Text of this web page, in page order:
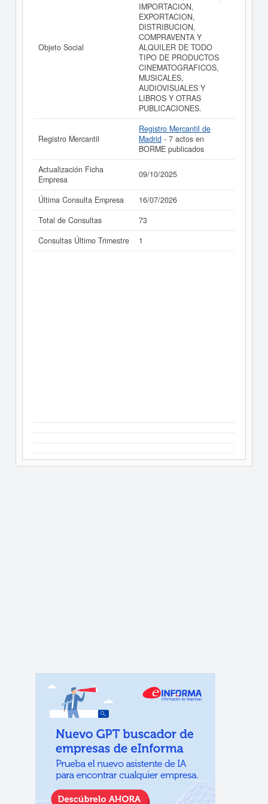
Objeto Social
IMPORTACION,
EXPORTACION,
DISTRIBUCION,
COMPRAVENTA Y
ALQUILER DE TODO
TIPO DE PRODUCTOS
CINEMATOGRAFICOS,
MUSICALES,
AUDIOVISUALES Y
LIBROS Y OTRAS
PUBLICACIONES.
Registro Mercantil
Registro Mercantil de
Madrid - 7 actos en
BORME publicados
Actualización Ficha
Empresa
09/10/2025
Última Consulta Empresa
16/07/2026
Total de Consultas
73
Consultas Último Trimestre
1